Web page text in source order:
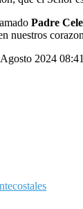
Padre
nuestros
2024 08:41